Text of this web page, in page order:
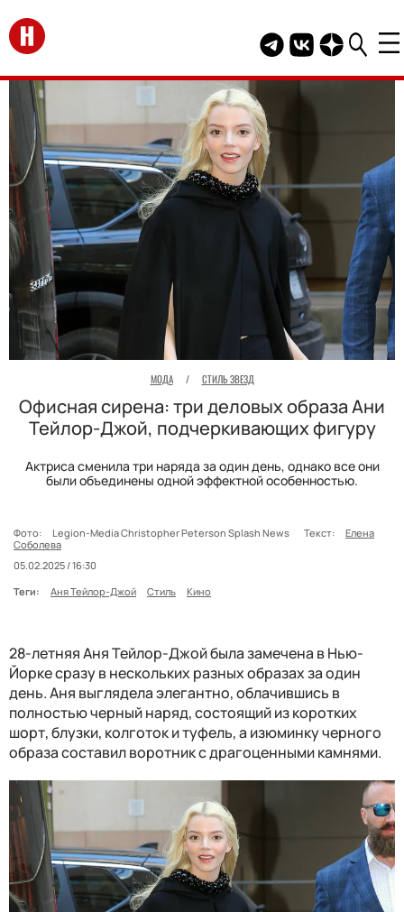
Перейти на главную
Telegram канал
Группа HELLO
Канал
МОДА / СТИЛЬ ЗВЕЗД
Офисная сирена: три деловых образа Ани
Тейлор-Джой, подчеркивающих фигуру
Актриса сменила три наряда за один день, однако все они
были объединены одной эффектной особенностью.
Фото: Legion-Media Christopher Peterson Splash News Текст:
Елена
Соболева
05.02.2025 / 16:30
Теги:
Аня Тейлор-Джой Стиль Кино
28-летняя Аня Тейлор-Джой была замечена в Нью-
Йорке сразу в нескольких разных образах за один
день. Аня выглядела элегантно, облачившись в
полностью черный наряд, состоящий из коротких
шорт, блузки, колготок и туфель, а изюминку черного
образа составил воротник с драгоценными камнями.